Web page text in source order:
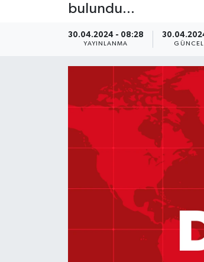
bulundu...
30.04.2024 - 08:28
YAYINLANMA
Etkinlikler
Köşe Yazıları
Hakkımda
Tüm Manşetler
Son Dakika Haberleri
Haber Arşivi